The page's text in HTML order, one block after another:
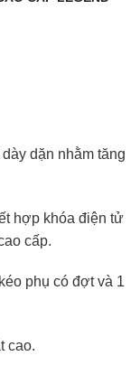
dặn nhằm tăng
hợp khóa điện tử
cấp.
phụ có đợt và 1
cao.